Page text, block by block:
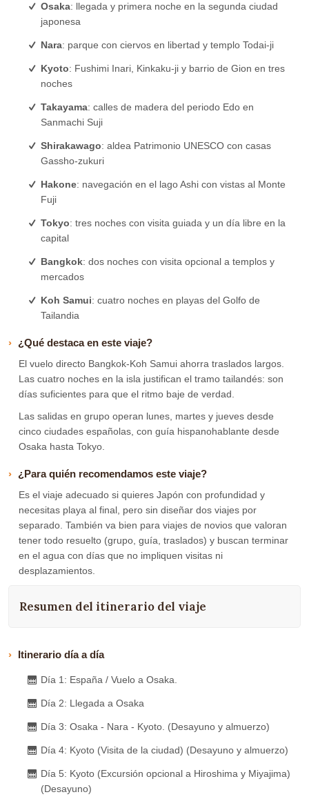
Osaka: llegada y primera noche en la segunda ciudad
japonesa
Nara: parque con ciervos en libertad y templo Todai-ji
Kyoto: Fushimi Inari, Kinkaku-ji y barrio de Gion en tres
noches
Takayama: calles de madera del periodo Edo en
Sanmachi Suji
Shirakawago: aldea Patrimonio UNESCO con casas
Gassho-zukuri
Hakone: navegación en el lago Ashi con vistas al Monte
Fuji
Tokyo: tres noches con visita guiada y un día libre en la
capital
Bangkok: dos noches con visita opcional a templos y
mercados
Koh Samui: cuatro noches en playas del Golfo de
Tailandia
¿Qué destaca en este viaje?
El vuelo directo Bangkok-Koh Samui ahorra traslados largos.
Las cuatro noches en la isla justifican el tramo tailandés: son
días suficientes para que el ritmo baje de verdad.
Las salidas en grupo operan lunes, martes y jueves desde
cinco ciudades españolas, con guía hispanohablante desde
Osaka hasta Tokyo.
¿Para quién recomendamos este viaje?
Es el viaje adecuado si quieres Japón con profundidad y
necesitas playa al final, pero sin diseñar dos viajes por
separado. También va bien para viajes de novios que valoran
tener todo resuelto (grupo, guía, traslados) y buscan terminar
en el agua con días que no impliquen visitas ni
desplazamientos.
Resumen del itinerario del viaje
Itinerario día a día
Día 1: España / Vuelo a Osaka.
Día 2: Llegada a Osaka
Día 3: Osaka - Nara - Kyoto. (Desayuno y almuerzo)
Día 4: Kyoto (Visita de la ciudad) (Desayuno y almuerzo)
Día 5: Kyoto (Excursión opcional a Hiroshima y Miyajima)
(Desayuno)